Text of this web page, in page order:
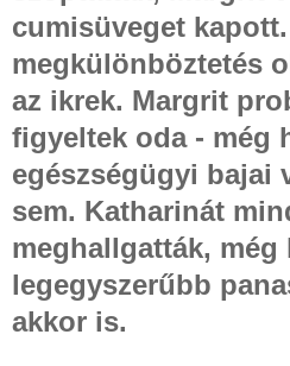
cumisüveget
megkülönböztetés
az ikrek. Margrit
figyeltek oda - még
egészségügyi bajai
sem. Katharinát
meghallgatták, még
legegyszerűbb
akkor is.